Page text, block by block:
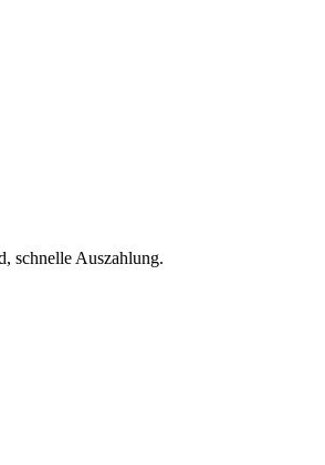
schnelle Auszahlung.